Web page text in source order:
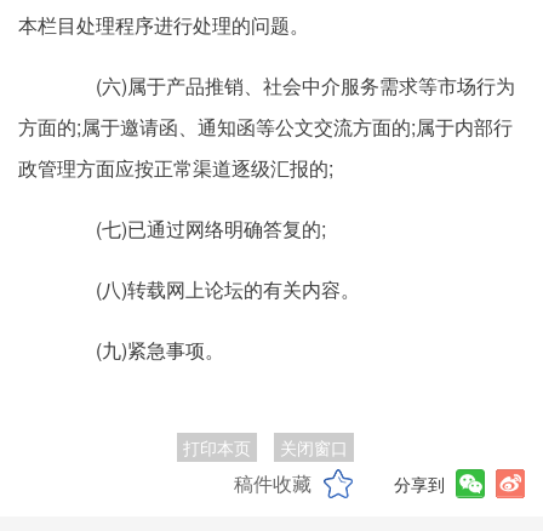
本栏目处理程序进行处理的问题。
(六)属于产品推销、社会中介服务需求等市场行为
方面的;属于邀请函、通知函等公文交流方面的;属于内部行
政管理方面应按正常渠道逐级汇报的;
(七)已通过网络明确答复的;
(八)转载网上论坛的有关内容。
(九)紧急事项。
打印本页 关闭窗口
稿件收藏 分享到